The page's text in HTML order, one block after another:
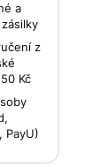
a
z
Kč
PayU)